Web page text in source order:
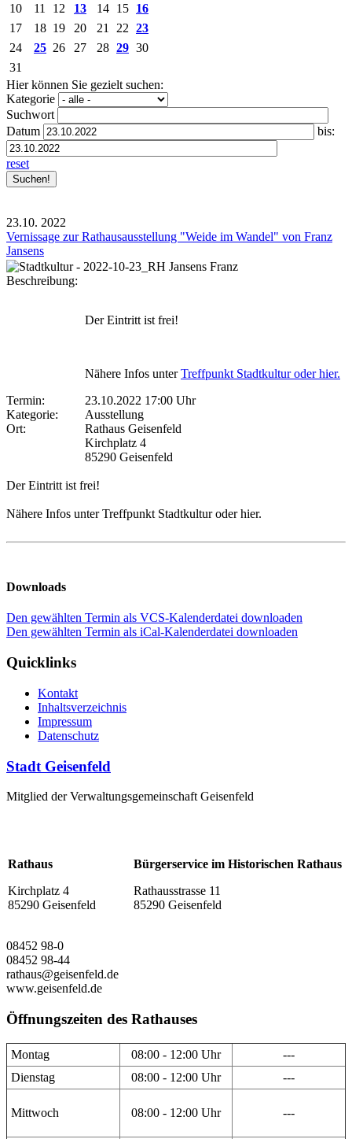
10
11 12 13 14 15 16
17
18 19 20 21 22 23
24
25 26 27 28 29 30
31
Hier können Sie gezielt suchen:
Kategorie
Suchwort
Datum
bis:
reset
23.10. 2022
Vernissage zur Rathausausstellung "Weide im Wandel" von Franz
Jansens
Beschreibung:
Der Eintritt ist frei!
Nähere Infos unterTreffpunkt Stadtkultur oder hier.
Termin:
23.10.2022 17:00 Uhr
Kategorie:
Ausstellung
Ort:
Rathaus Geisenfeld
Kirchplatz 4
85290 Geisenfeld
Der Eintritt ist frei!
Nähere Infos unter Treffpunkt Stadtkultur oder hier.
Downloads
Den gewählten Termin als VCS-Kalenderdatei downloaden
Den gewählten Termin als iCal-Kalenderdatei downloaden
Quicklinks
Kontakt
Inhaltsverzeichnis
Impressum
Datenschutz
Stadt Geisenfeld
Mitglied der Verwaltungsgemeinschaft Geisenfeld
Rathaus
Kirchplatz 4
85290 Geisenfeld
Bürgerservice im Historischen Rathaus
Rathausstrasse 11
85290 Geisenfeld
08452 98-0
08452 98-44
rathaus@geisenfeld.de
www.geisenfeld.de
Öffnungszeiten des Rathauses
Montag 08:00 - 12:00 Uhr
---
Dienstag
08:00 - 12:00 Uhr ---
Mittwoch 08:00 - 12:00 Uhr ---